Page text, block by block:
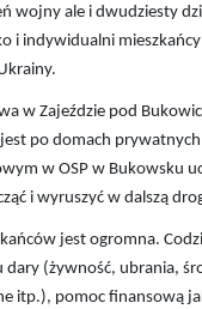
wojny ale i dwudziesty
i indywidualni
w Zajeździe pod
po domach
w OSP w Bukowsku
i wyruszyć w dalszą
jest ogromna.
dary (żywność, ubrania,
itp.), pomoc finansową